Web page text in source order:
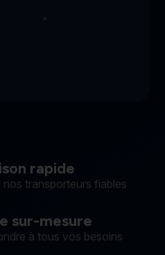
rapide
nos transporteurs fiables
sur-mesure
à tous vos besoins